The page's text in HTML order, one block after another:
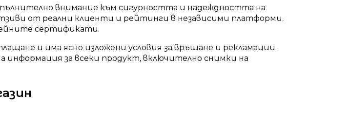
внимание към сигурността и надеждността на
от реални клиенти и рейтинги в независими платформи.
сертификати.
и има ясно изложени условия за връщане и рекламации.
за всеки продукт, включително снимки на